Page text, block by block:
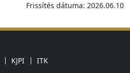
Frissítés dátuma: 2026.06.10
KJPI ITK